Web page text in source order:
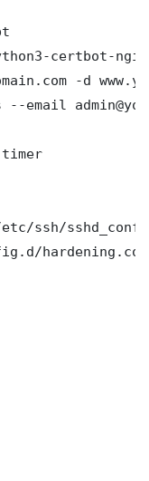
certbot-
-d
ssh/